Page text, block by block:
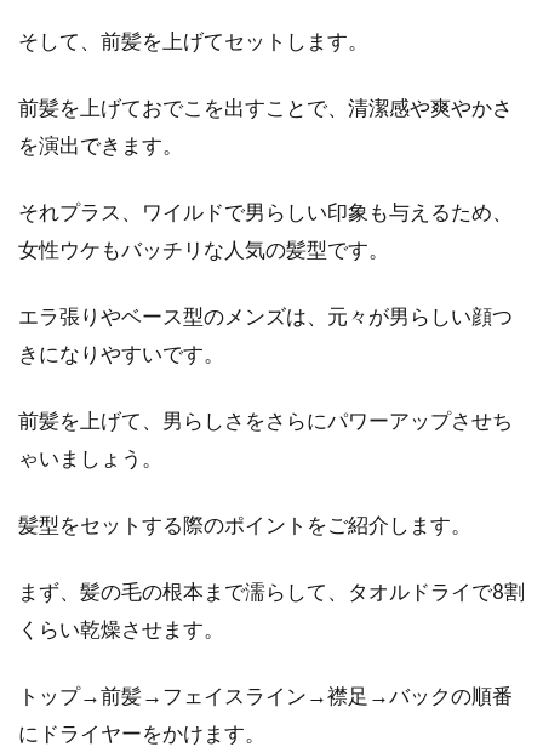
そして、前髪を上げてセットします。
前髪を上げておでこを出すことで、清潔感や爽やかさ
を演出できます。
それプラス、ワイルドで男らしい印象も与えるため、
女性ウケもバッチリな人気の髪型です。
エラ張りやベース型のメンズは、元々が男らしい顔つ
きになりやすいです。
前髪を上げて、男らしさをさらにパワーアップさせち
ゃいましょう。
髪型をセットする際のポイントをご紹介します。
まず、髪の毛の根本まで濡らして、タオルドライで8割
くらい乾燥させます。
トップ→前髪→フェイスライン→襟足→バックの順番
にドライヤーをかけます。